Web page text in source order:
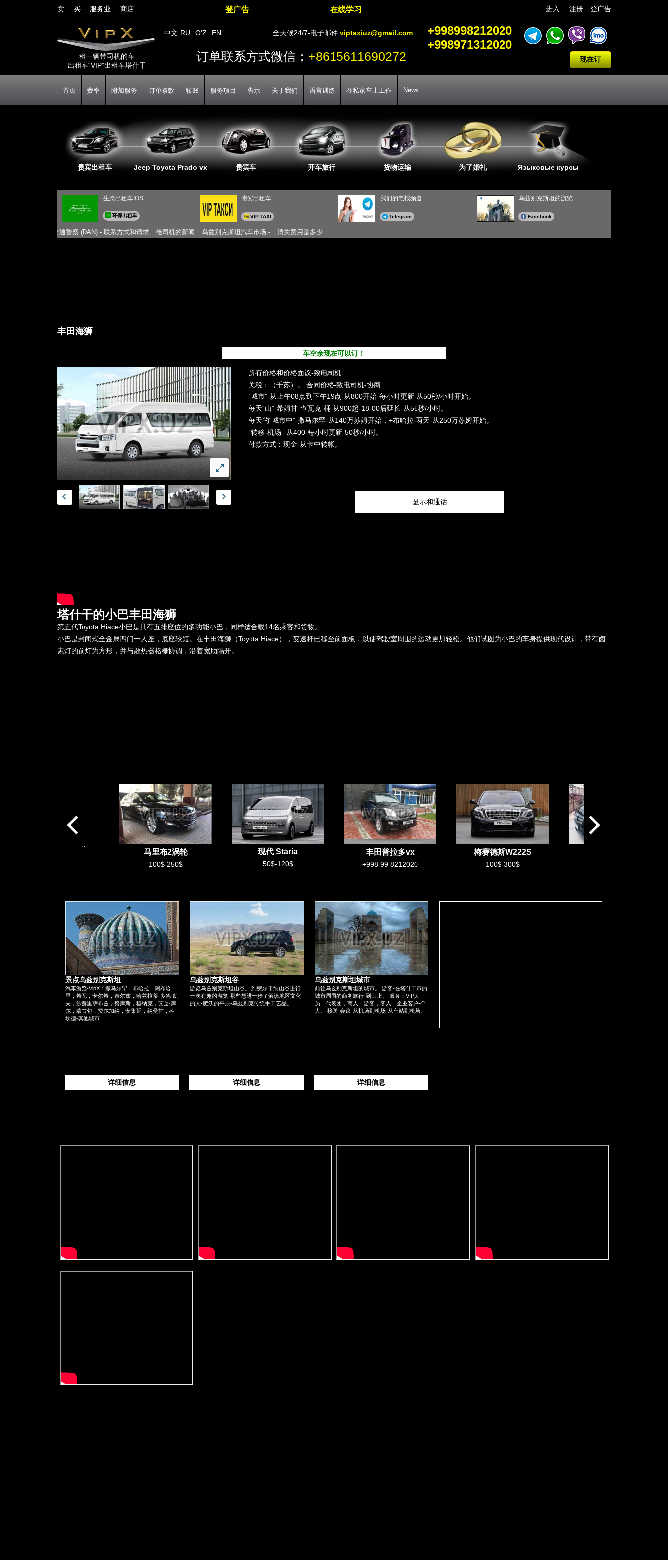
卖 买 服务业 商店 登广告 在线学习 进入 注册 登广告
租一辆带司机的车
出租车“VIP”出租车塔什干
订单联系方式微信； +8615611690272
中文 RU O'Z EN 全天候24/7-电子邮件:
+998998212020
+998971312020
viptaxiuz@gmail.com
现在订
首页 费率 附加服务 订单条款 转账 服务项目 告示 关于我们 语言训练 在私家车上工作 News
贵宾出租车 Jeep Toyota Prado vx 贵宾车 开车旅行 货物运输 为了婚礼 Языковые курсы
生态出租车IOS
环保出租车
贵宾出租车
VIP TAXI
我们的电报频道
Telegram
乌兹别克斯坦的游览
Facebook
交通警察 (DAN) - 联系方式和请求 给司机的新闻 乌兹别克斯坦汽车市场.- 清关费用是多少
丰田海狮
车空余现在可以订！
所有价格和价格面议-致电司机
关税：（千苏）。 合同价格-致电司机-协商
“城市”-从上午08点到下午19点-从800开始-每小时更新-从50秒/小时开始。
每天“山”-希姆甘-查瓦克-桶-从900起-18-00后延长-从55秒/小时。
每天的“城市中”-撒马尔罕-从140万苏姆开始，+布哈拉-两天-从250万苏姆开始。
“转移-机场”-从400-每小时更新-50秒/小时。
付款方式：现金-从卡中转帐。
显示和通话
塔什干的小巴丰田海狮
第五代Toyota Hiace小巴是具有五排座位的多功能小巴，同样适合载14名乘客和货物。
小巴是封闭式全金属四门一人座，底座较短。在丰田海狮（Toyota Hiace），变速杆已移至前面板，以使驾驶室周围的运动更加轻松。他们试图为小巴的车身提供现代设计，带有卤
素灯的前灯为方形，并与散热器格栅协调，沿着宽肋隔开。
梅赛德斯短跑选手
马里布2涡轮
100$-250$
现代 Staria
50$-120$
丰田普拉多vx
+998 99 8212020
梅赛德斯W222S
100$-300$
景点乌兹别克斯坦
汽车游览-VipX：撒马尔罕，布哈拉，阿布哈
里，希瓦，卡尔希，泰尔兹，哈兹拉蒂·多德·凯
夫，沙赫里萨布兹，努库斯，穆纳克，艾达·库
尔，蒙古包，费尔加纳，安集延，纳曼甘，科
坎德-其他城市
详细信息
乌兹别克斯坦谷
游览乌兹别克斯坦山谷。 到费尔干纳山谷进行
一次有趣的游览-那些想进一步了解该地区文化
的人-肥沃的平原-乌兹别克传统手工艺品。
详细信息
乌兹别克斯坦城市
前往乌兹别克斯坦的城市。 游客-在塔什干市的
城市周围的商务旅行-到山上。 服务：VIP人
员，代表团，商人，游客，客人，企业客户-个
人。 接送-会议-从机场到机场-从车站到机场。
详细信息